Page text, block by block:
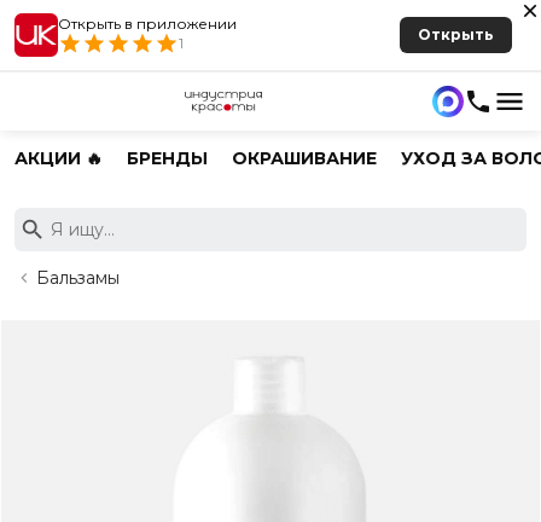
Открыть в приложении
1
Открыть
АКЦИИ 🔥 БРЕНДЫ ОКРАШИВАНИЕ УХОД ЗА
Бальзамы